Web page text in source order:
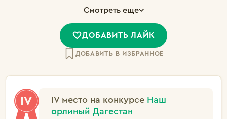
Смотреть еще
ДОБАВИТЬ ЛАЙК
ДОБАВИТЬ В ИЗБРАННОЕ
IV место на конкурсе Наш
орлиный Дагестан